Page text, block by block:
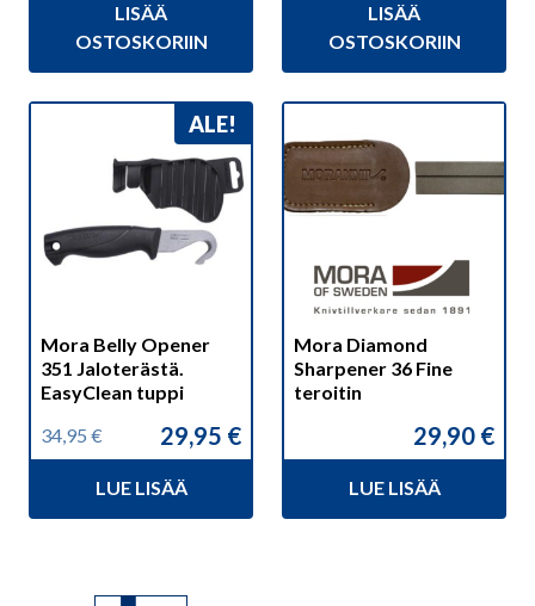
LISÄÄ
OSTOSKORIIN
695,00 €.
599,90 €.
LISÄÄ
OSTOSKORIIN
ALE!
Mora Belly Opener
351 Jaloterästä.
EasyClean tuppi
34,95 €
Alkuperäinen
34,95 €.
29,95 €
Nykyinen
29,95 €.
LUE LISÄÄ
Mora Diamond
Sharpener 36 Fine
teroitin
29,90 €
LUE LISÄÄ